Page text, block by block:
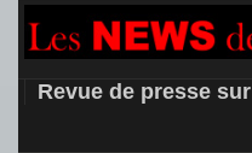
Revue de presse